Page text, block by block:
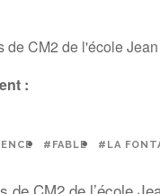
de CM2 de l'école
:
#FABLE #LA